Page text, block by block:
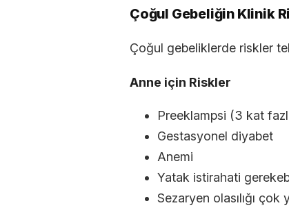
Çoğul Gebeliğin Klinik
Çoğul gebeliklerde riskler
Anne için Riskler
Preeklampsi (3 kat
Gestasyonel diyabet
Anemi
Yatak istirahati
Sezaryen olasılığı çok